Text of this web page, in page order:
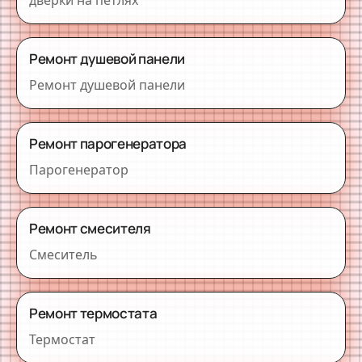
Ремонт душевой панели
Ремонт душевой панели
Ремонт парогенератора
Парогенератор
Ремонт смесителя
Смеситель
Ремонт термостата
Термостат